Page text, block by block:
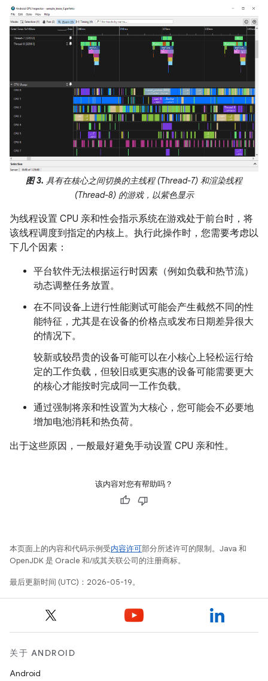
图 3. 具有在核心之间切换的主线程 (Thread-7) 和渲染线程
(Thread-8) 的游戏，以紫色显示
为线程设置 CPU 亲和性会指示系统在游戏处于前台时，将
该线程调度到指定的内核上。执行此操作时，您需要考虑以
下几个因素：
平台软件无法根据运行时因素（例如负载和热节流）
动态调整任务放置。
在不同设备上进行性能测试可能会产生截然不同的性
能特征，尤其是在设备的价格点或发布日期差异很大
的情况下。
较新或较昂贵的设备可能可以在小核心上轻松运行给
定的工作负载，但较旧或更实惠的设备可能需要更大
的核心才能按时完成同一工作负载。
通过强制将亲和性设置为大核心，您可能会不必要地
增加电池消耗和热负荷。
出于这些原因，一般最好避免手动设置 CPU 亲和性。
该内容对您有帮助吗？
本页面上的内容和代码示例受内容许可部分所述许可的限制。Java 和
OpenJDK 是 Oracle 和/或其关联公司的注册商标。
最后更新时间 (UTC)：2026-05-19。
关于 ANDROID
Android